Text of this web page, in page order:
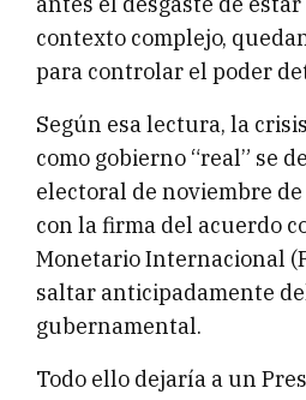
contexto complejo,
para controlar el poder
Según esa lectura, la
como gobierno “real” se
electoral de noviembre
con la firma del acuerdo
Monetario Internacional
saltar anticipadamente
gubernamental.
Todo ello dejaría a un